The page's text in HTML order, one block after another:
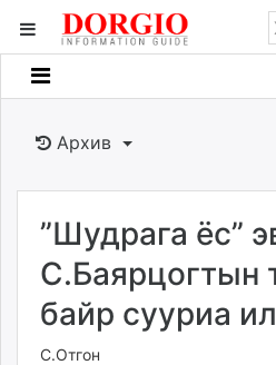
Мэдээллийн
Банк санхүү
Бизнес ААН
Төрийн
Нийслэлийн
dorgio.mn
Gogo.mn
Архив
”Шудрага ёс”
С.Баярцогтын
байр сууриа
С.Отгон